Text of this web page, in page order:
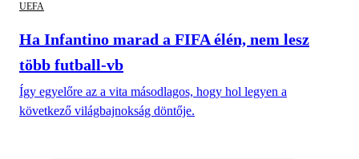
UEFA
Ha Infantino marad a FIFA élén, nem lesz
több futball-vb
Így egyelőre az a vita másodlagos, hogy hol legyen a
következő világbajnokság döntője.